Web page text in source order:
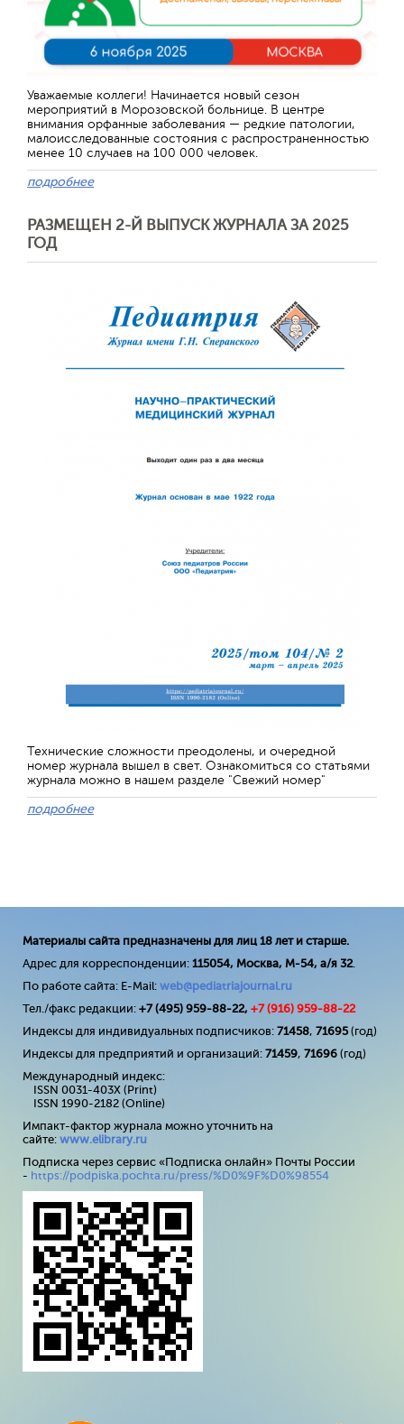
Уважаемые коллеги! Начинается новый сезон
мероприятий в Морозовской больнице. В центре
внимания орфанные заболевания — редкие патологии,
малоисследованные состояния с распространенностью
менее 10 случаев на 100 000 человек.
подробнее
РАЗМЕЩЕН 2-Й ВЫПУСК ЖУРНАЛА ЗА 2025
ГОД
Технические сложности преодолены, и очередной
номер журнала вышел в свет. Ознакомиться со статьями
журнала можно в нашем разделе "Свежий номер"
подробнее
Материалы сайта предназначены для лиц 18 лет и старше.
Адрес для корреспонденции: 115054, Москва, М-54, а/я 32.
По работе сайта: E-Mail: web@pediatriajournal.ru
Тел./факс редакции: +7 (495) 959-88-22, +7 (916) 959-88-22
Индексы для индивидуальных подписчиков: 71458, 71695(год)
Индексы для предприятий и организаций: 71459, 71696 (год)
Международный индекс:
ISSN 0031-403X (Print)
ISSN 1990-2182 (Online)
Импакт-фактор журнала можно уточнить на
сайте: www.elibrary.ru
Подписка через сервис «Подписка онлайн» Почты России
- https://podpiska.pochta.ru/press/%D0%9F%D0%98554